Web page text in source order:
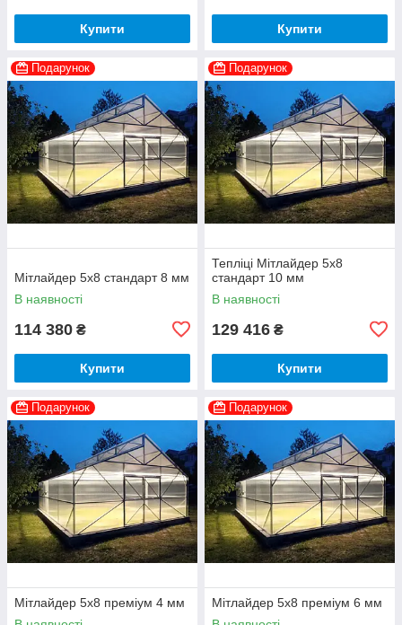
Купити Купити
Подарунок
Мітлайдер 5х8 стандарт 8 мм
В наявності
114 380 ₴
Купити
Подарунок
Тепліці Мітлайдер 5х8
стандарт 10 мм
В наявності
129 416 ₴
Купити
Подарунок
Мітлайдер 5х8 преміум 4 мм
Подарунок
Мітлайдер 5х8 преміум 6 мм